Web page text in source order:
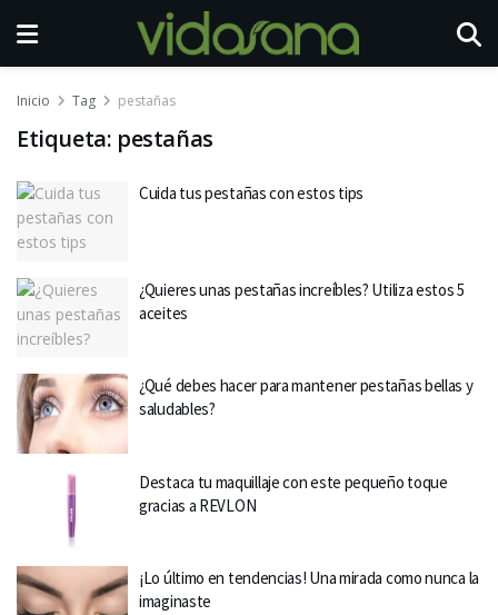
Inicio Tag pestañas
Etiqueta: pestañas
Cuida tus pestañas con estos tips
¿Quieres unas pestañas increíbles? Utiliza estos 5
aceites
¿Qué debes hacer para mantener pestañas bellas y
saludables?
Destaca tu maquillaje con este pequeño toque
gracias a REVLON
¡Lo último en tendencias! Una mirada como nunca la
imaginaste